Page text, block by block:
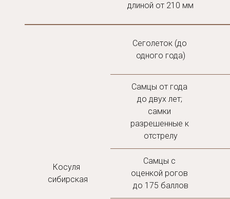
длиной от 210 мм
Косуля
сибирская
Сеголеток (до
одного года)
Самцы от года
до двух лет;
самки
разрешенные к
отстрелу
Самцы с
оценкой рогов
до 175 баллов